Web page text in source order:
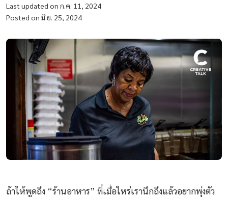
Last updated on ก.ค. 11, 2024
Posted on มิ.ย. 25, 2024
ถ้าให้พูดถึง “ร้านอาหาร” ที่เมื่อไหร่เรานึกถึงแล้วอยากพุ่งตัว